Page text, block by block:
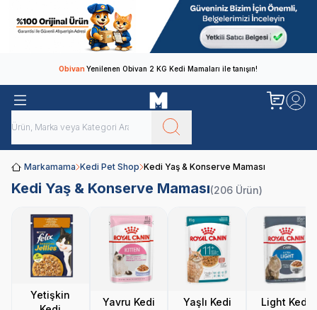
ObivanYenilenen Obivan 2 KG Kedi Mamaları ile tanışın!
Markamama Kedi Pet Shop Kedi Yaş & Konserve Maması
Kedi Yaş & Konserve Maması(206 Ürün)
Yetişkin
Yavru Kedi
Yaşlı Kedi
Light Kedi